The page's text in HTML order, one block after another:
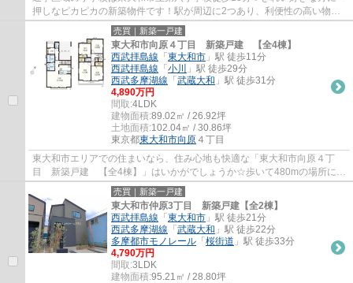
押しなピカピカの新築物件です！駅が周辺に2つあり、利便性の高い物件
です！こちらの土地は前面道路6m以上です！...
売買｜新築一戸建
東大和市向原４丁目 新築戸建 【全4棟】
西武拝島線 「 東大和市 」駅 徒歩11分
西武拝島線 「 小川
」駅 徒歩29分
西武多摩湖線 「 武蔵大和 」駅 徒歩31分
4,890万円
間取:4LDK
建物面積:89.02㎡ / 26.92坪
土地面積:102.04㎡ / 30.86坪
東京都東大和市向原 ４丁目
東大和市エリアでの住まいなら、住み心地も快適な「東大和市向原４丁
目 新築戸建 【全4棟】」はいかがでしょうか☆歩いて480mの場所に、
スーパーあまいけ東大和店があります☆こちらは...
売買｜新築一戸建
東大和市仲原3丁目 新築戸建【全2棟】
西武拝島線 「 東大和市 」駅 徒歩21分
西武多摩湖線 「 武蔵大和 」駅 徒歩22分
多摩都市モノレール 「 桜街道 」駅 徒歩33分
4,790万円
間取:3LDK
建物面積:95.21㎡ / 28.80坪